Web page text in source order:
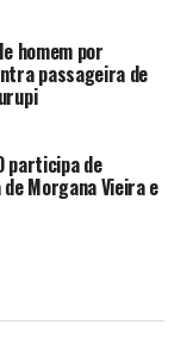
homem por
passageira de
participa de
Morgana Vieira e